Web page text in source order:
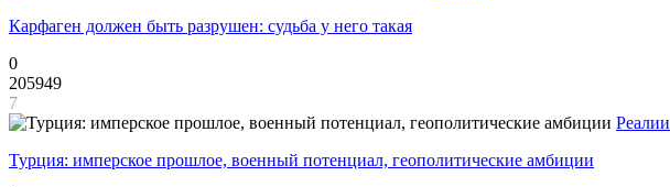
Карфаген должен быть разрушен: судьба у него такая
0
205949
7
Реалии
Турция: имперское прошлое, военный потенциал, геополитические амбиции